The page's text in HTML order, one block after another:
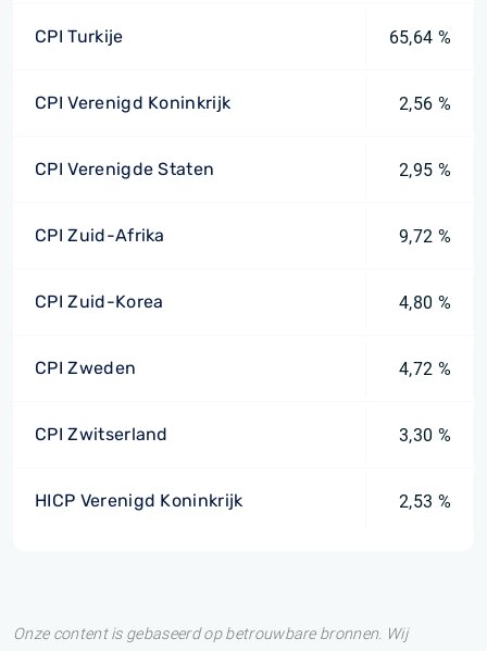
CPI Turkije 65,64 %
CPI Verenigd Koninkrijk 2,56 %
CPI Verenigde Staten 2,95 %
CPI Zuid-Afrika 9,72 %
CPI Zuid-Korea 4,80 %
CPI Zweden 4,72 %
CPI Zwitserland 3,30 %
HICP Verenigd Koninkrijk 2,53 %
Onze content is gebaseerd op betrouwbare bronnen. Wij